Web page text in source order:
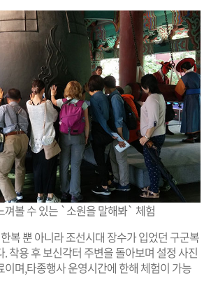
껴볼 수 있는 `소원을 말해봐` 체험
복 뿐 아니라 조선시대 장수가 입었던 구군복
. 착용 후 보신각터 주변을 돌아보며 설정 사진
이며,타종행사 운영시간에 한해 체험이 가능